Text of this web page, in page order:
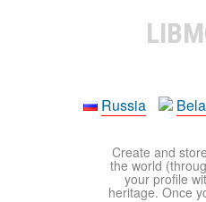
Russia
Create and
the world
your profile
heritage. Once